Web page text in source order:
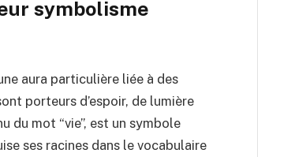
symbolisme
aura particulière liée à des
porteurs d’espoir, de lumière
du mot “vie”, est un symbole
ses racines dans le vocabulaire